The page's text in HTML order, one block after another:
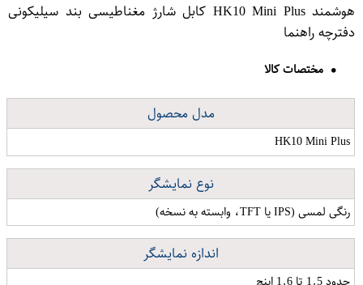
هوشمند HK10 Mini Plus کابل شارژ مغناطیسی بند سیلیکونی
دفترچه راهنما
مختصات کالا
مدل محصول
HK10 Mini Plus
نوع نمایشگر
رنگی لمسی (IPS یا TFT، وابسته به نسخه)
اندازه نمایشگر